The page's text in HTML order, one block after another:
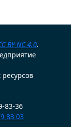
BY-NC 4.0.
83-36
83 03